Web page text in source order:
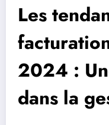
Les
2024 :
dans la